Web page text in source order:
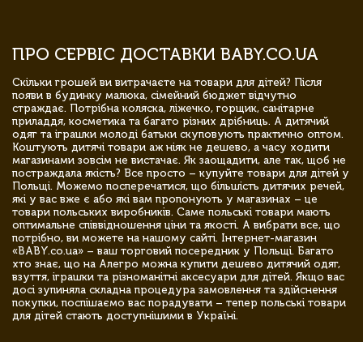
ПРО СЕРВІС ДОСТАВКИ BABY.CO.UA
Скільки грошей ви витрачаєте на товари для дітей? Після
появи в будинку малюка, сімейний бюджет відчутно
страждає. Потрібна коляска, ліжечко, горщик, санітарне
приладдя, косметика та багато різних дрібниць. А дитячий
одяг та іграшки молоді батьки скуповують практично оптом.
Коштують дитячі товари аж ніяк не дешево, а часу ходити
магазинами зовсім не вистачає. Як заощадити, але так, щоб не
постраждала якість? Все просто – купуйте товари для дітей у
Польщі. Можемо посперечатися, що більшість дитячих речей,
які у вас вже є або які вам пропонують у магазинах – це
товари польських виробників. Саме польські товари мають
оптимальне співвідношення ціни та якості. А вибрати все, що
потрібно, ви можете на нашому сайті. Інтернет-магазин
«BABY.co.ua» – ваш торговий посередник у Польщі. Багато
хто знає, що на Алегро можна купити дешево дитячий одяг,
взуття, іграшки та різноманітні аксесуари для дітей. Якщо вас
досі зупиняла складна процедура замовлення та здійснення
покупки, поспішаємо вас порадувати – тепер польські товари
для дітей стають доступнішими в Україні.